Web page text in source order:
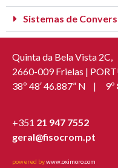
Sistemas de
Quinta da Bela Vista 2C,
2660-009 Frielas |
38º 48′ 46.887” N | 9º
+351 21 947 7552
geral@fisocrom.pt
powered bywww.oximoro.com